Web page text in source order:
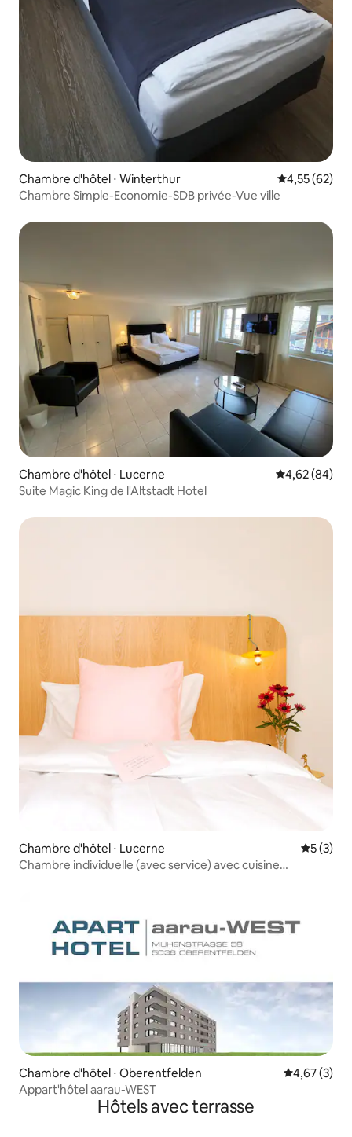
Chambre d'hôtel ⋅ Winterthur Évaluation
4,55 (62)
Chambre Simple-Economie-SDB privée-Vue ville
Chambre d'hôtel ⋅ Lucerne Évaluation
4,62 (84)
Suite Magic King de l'Altstadt Hotel
Chambre d'hôtel ⋅ Lucerne
5 (3)
Chambre individuelle (avec service) avec cuisine
Chambre d'hôtel ⋅ Oberentfelden Évaluation
4,67 (3)
Appart'hôtel aarau-WEST
Hôtels avec terrasse